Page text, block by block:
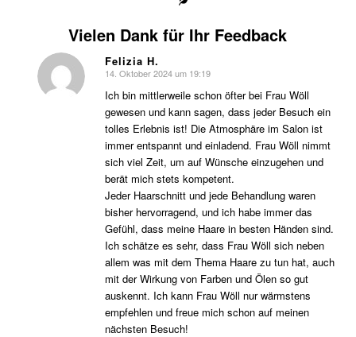
Vielen Dank für Ihr Feedback
Felizia H.
sagte:
14. Oktober 2024 um 19:19
Ich bin mittlerweile schon öfter bei Frau Wöll
gewesen und kann sagen, dass jeder Besuch ein
tolles Erlebnis ist! Die Atmosphäre im Salon ist
immer entspannt und einladend. Frau Wöll nimmt
sich viel Zeit, um auf Wünsche einzugehen und
berät mich stets kompetent.
Jeder Haarschnitt und jede Behandlung waren
bisher hervorragend, und ich habe immer das
Gefühl, dass meine Haare in besten Händen sind.
Ich schätze es sehr, dass Frau Wöll sich neben
allem was mit dem Thema Haare zu tun hat, auch
mit der Wirkung von Farben und Ölen so gut
auskennt. Ich kann Frau Wöll nur wärmstens
empfehlen und freue mich schon auf meinen
nächsten Besuch!